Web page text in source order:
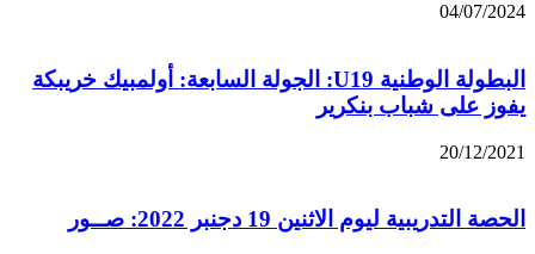
04/07/2024
البطولة الوطنية U19: الجولة السابعة: أولمبيك خريبكة
يفوز على شباب بنكرير
20/12/2021
الحصة التدريبية ليوم الاثنين 19 دجنبر 2022: صــور